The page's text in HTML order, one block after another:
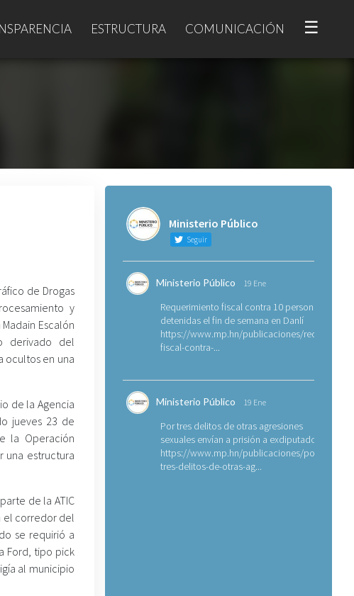
ESTRUCTURA COMUNICACIÓN ☰
de Drogas
y
Escalón
derivado del
ocultos en una
de la Agencia
jueves 23 de
la Operación
una estructura
de la ATIC
el corredor del
se requirió a
Ford, tipo pick
al municipio
Ministerio Público
Seguir
Ministerio Público 19 Ene
Requerimiento fiscal contra 10 personas
detenidas el fin de semana en Danlí
https://www.mp.hn/publicaciones/
fiscal-contra-...
Ministerio Público 19 Ene
Por tres delitos de otras agresiones
sexuales envían a prisión a exdiputado
https://www.mp.hn/publicaciones/por-
tres-delitos-de-otras-ag...